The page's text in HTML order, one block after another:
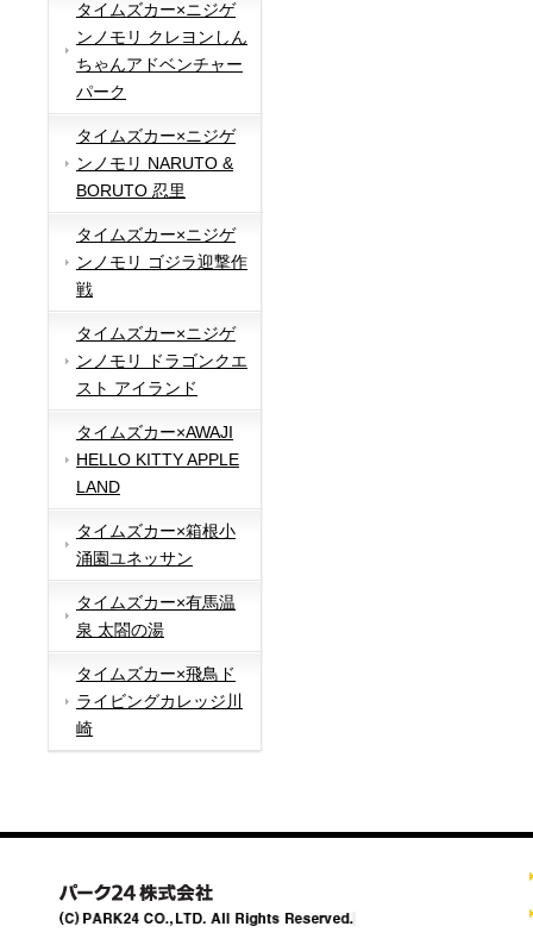
タイムズカー×ニジゲ
ンノモリ クレヨンしん
ちゃんアドベンチャー
パーク
タイムズカー×ニジゲ
ンノモリ NARUTO &
BORUTO 忍里
タイムズカー×ニジゲ
ンノモリ ゴジラ迎撃作
戦
タイムズカー×ニジゲ
ンノモリ ドラゴンクエ
スト アイランド
タイムズカー×AWAJI
HELLO KITTY APPLE
LAND
タイムズカー×箱根小
涌園ユネッサン
タイムズカー×有馬温
泉 太閤の湯
タイムズカー×飛鳥ド
ライビングカレッジ川
崎